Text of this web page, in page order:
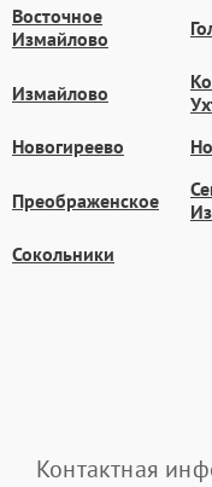
Восточное
Измайлово
Измайлово
Новогиреево
Преображенское
Сокольники
Контактная